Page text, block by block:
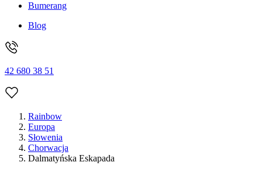
Bumerang
Blog
42 680 38 51
Rainbow
Europa
Słowenia
Chorwacja
Dalmatyńska Eskapada